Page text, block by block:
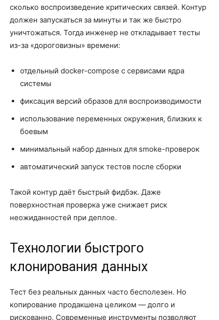
сколько воспроизведение критических связей. Контур
должен запускаться за минуты и так же быстро
уничтожаться. Тогда инженер не откладывает тесты
из-за «дороговизны» времени:
отдельный docker-compose с сервисами ядра
системы
фиксация версий образов для воспроизводимости
использование переменных окружения, близких к
боевым
минимальный набор данных для smoke-проверок
автоматический запуск тестов после сборки
Такой контур даёт быстрый фидбэк. Даже
поверхностная проверка уже снижает риск
неожиданностей при деплое.
Технологии быстрого
клонирования данных
Тест без реальных данных часто бесполезен. Но
копирование продакшена целиком — долго и
рискованно. Современные инструменты позволяют